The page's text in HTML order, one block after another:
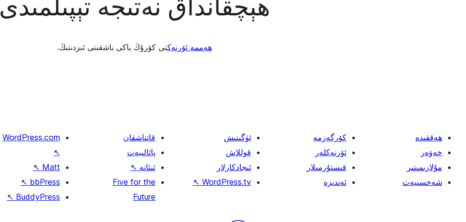
ھېچقانداق نەتىجە تېپىلمىدى
ھەممە ئۆرنەكنى كۆرۇڭ ياكى باشقىنى ئىزدىتىڭ.
ھەققىدە
خەۋەر
مۇلازىمىتىر
شەخسىيەت
كۆرگەزمە
ئۆرنەكلەر
قىستۇرمىلار
ئەندىزە
ئۈگىنىش
قوللاش
ئىجادكارلار
WordPress.tv
↖
قاتناشقان
پائالىيەت
ئىئانە ↖
Five for the
Future
WordPress.com
↖
Matt
↖
bbPress
↖
BuddyPress
↖